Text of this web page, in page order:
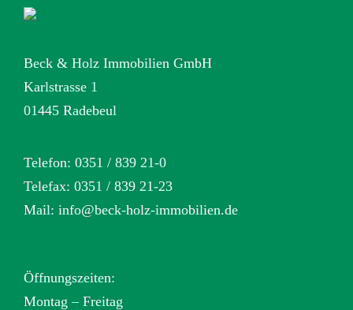
Beck & Holz Immobilien GmbH
Karlstrasse 1
01445 Radebeul
Telefon: 0351 / 839 21-0
Telefax: 0351 / 839 21-23
Mail: info@beck-holz-immobilien.de
Öffnungszeiten:
Montag – Freitag